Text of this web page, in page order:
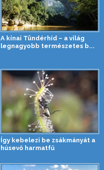
A kínai Tündérhíd – a világ
legnagyobb természetes b...
Így kebelezi be zsákmányát a
húsevő harmatfű